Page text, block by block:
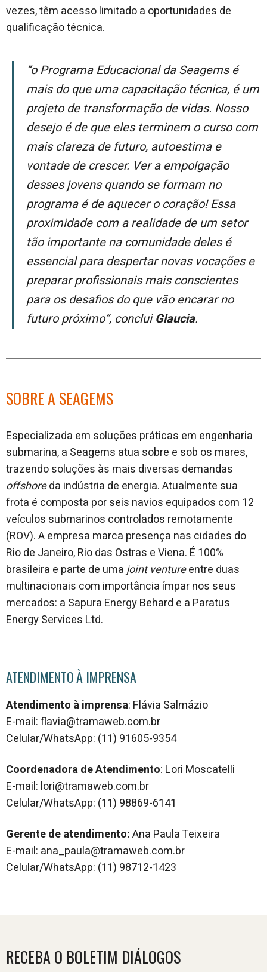
vezes, têm acesso limitado a oportunidades de
qualificação técnica.
“O Programa Educacional da Seagems é
mais do que uma capacitação técnica, é um
projeto de transformação de vidas. Nosso
desejo é de que eles terminem o curso com
mais clareza de futuro, autoestima e
vontade de crescer. Ver a empolgação
desses jovens quando se formam no
programa é de aquecer o coração! Essa
proximidade com a realidade de um setor
tão importante na comunidade deles é
essencial para despertar novas vocações e
preparar profissionais mais conscientes
para os desafios do que vão encarar no
futuro próximo”, concluiGlaucia.
SOBRE A SEAGEMS
Especializada em soluções práticas em engenharia
submarina, a Seagems atua sobre e sob os mares,
trazendo soluções às mais diversas demandas
offshoreda indústria de energia. Atualmente sua
frota é composta por seis navios equipados com 12
veículos submarinos controlados remotamente
(ROV). A empresa marca presença nas cidades do
Rio de Janeiro, Rio das Ostras e Viena. É 100%
brasileira e parte de umajoint ventureentre duas
multinacionais com importância ímpar nos seus
mercados: a Sapura Energy Behard e a Paratus
Energy Services Ltd.
ATENDIMENTO À IMPRENSA
Atendimento à imprensa: Flávia Salmázio
E-mail: flavia@tramaweb.com.br
Celular/WhatsApp: (11) 91605-9354
Coordenadora de Atendimento: Lori Moscatelli
E-mail: lori@tramaweb.com.br
Celular/WhatsApp: (11) 98869-6141
Gerente de atendimento:Ana Paula Teixeira
E-mail: ana_paula@tramaweb.com.br
Celular/WhatsApp: (11) 98712-1423
RECEBA O BOLETIM DIÁLOGOS